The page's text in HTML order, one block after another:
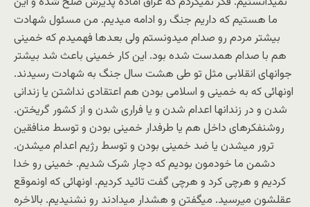
ما هستیم که داریم جنگ رو ادامه میدیم. من مسئول شهادت
بیشتر مردم رو صدام میدونستم ولی بعدها فهمیدم که خمینی
هم با صدام همدست شده بود. این کار خمینی باعث شد بیشتر
جوانهای انقلابی مثل تو طی هشت سال جنگ به شهادت رسیدند.
اونهائی که به خمینی و اسلامی بودن هم اعتقادی نداشتن یا زندانی
شدن و در زندانها اعدام شدن و یا فراری شدن و از کشور گریختن.
روشنفکرهای داخل هم یا طرفدار خمینی بودن و توسط منافقین
ترور میشدن یا ضد خمینی بودن و توسط رژیم اعدام میشدن.
دشمن ما خودمون بودیم که دچار شرک شدیم. خمینی رو خدا
کردیم و هرچی کرد و هرچی گفت تائید کردیم. اونهائی که اونموقع
عقلشون میرسید. میگفتن و هشدار میدادند رو نشنیدیم. بالاخره